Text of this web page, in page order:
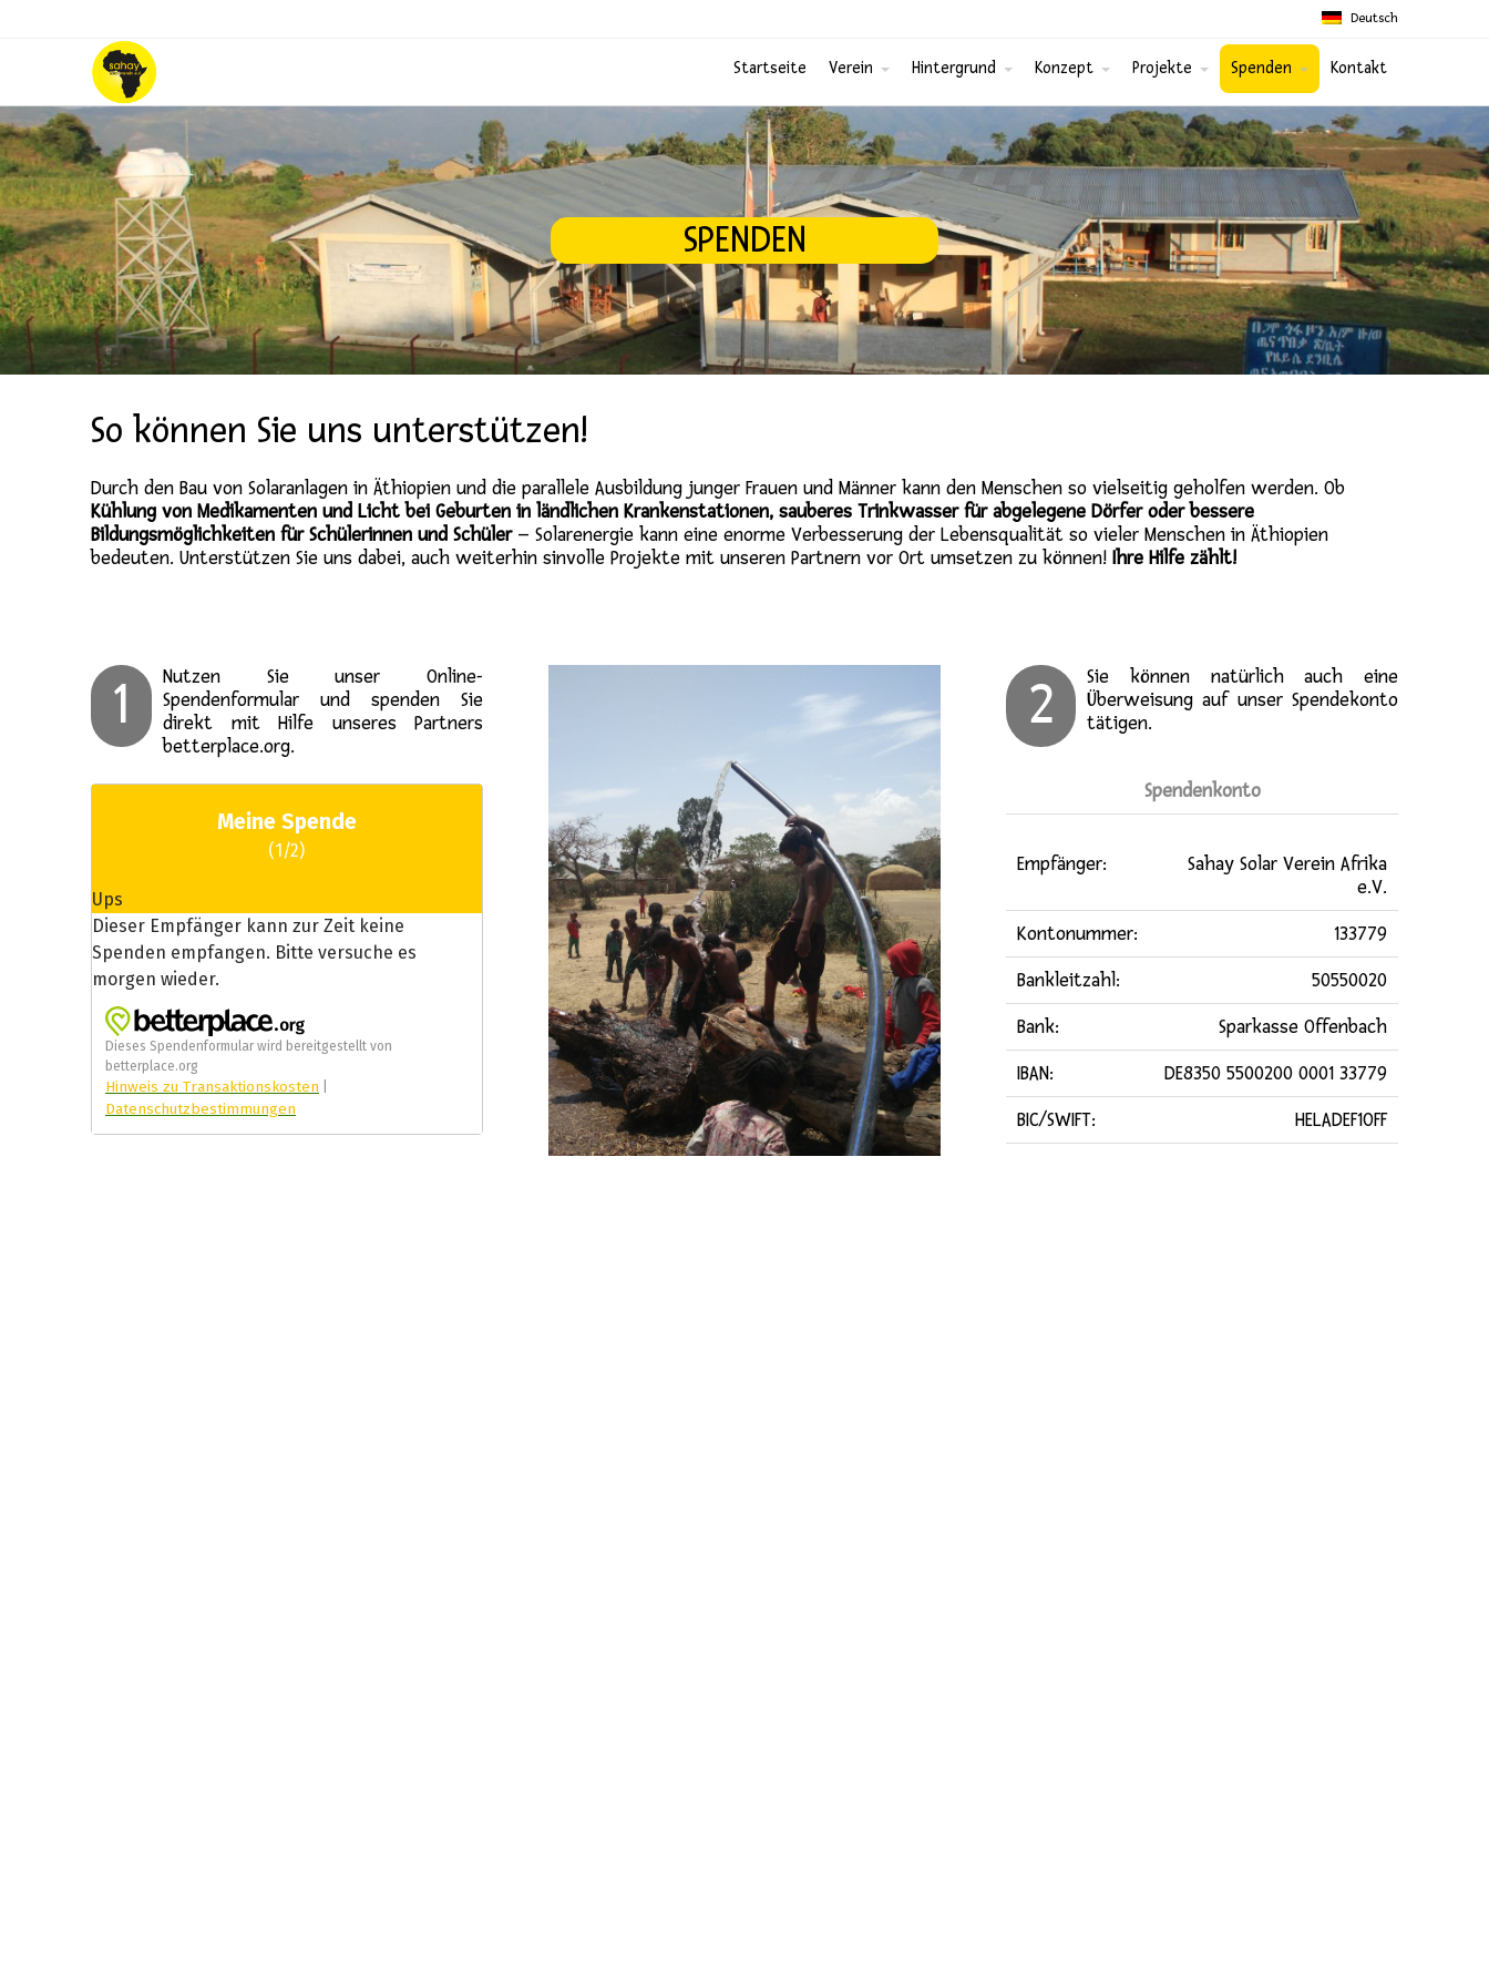
Deutsch
Startseite Verein Hintergrund Konzept Projekte Spenden Kontakt
SPENDEN
So können Sie uns unterstützen!
Durch den Bau von Solaranlagen in Äthiopien und die parallele Ausbildung junger Frauen und Männer kann den Menschen so vielseitig geholfen werden. Ob
Kühlung von Medikamenten und Licht bei Geburten in ländlichen Krankenstationen, sauberes Trinkwasser für abgelegene Dörfer oder bessere
Bildungsmöglichkeiten für Schülerinnen und Schüler– Solarenergie kann eine enorme Verbesserung der Lebensqualität so vieler Menschen in Äthiopien
bedeuten. Unterstützen Sie uns dabei, auch weiterhin sinvolle Projekte mit unseren Partnern vor Ort umsetzen zu können! Ihre Hilfe zählt!
1
Nutzen Sie unser Online-
Spendenformular und spenden Sie
direkt mit Hilfe unseres Partners
betterplace.org.
2
Sie können natürlich auch eine
Überweisung auf unser Spendekonto
tätigen.
Spendenkonto
Empfänger:
Sahay Solar Verein Afrika
e.V.
Kontonummer:
133779
Bankleitzahl:
50550020
Bank:
Sparkasse Offenbach
IBAN:
DE8350 5500200 0001 33779
BIC/SWIFT:
HELADEF1OFF